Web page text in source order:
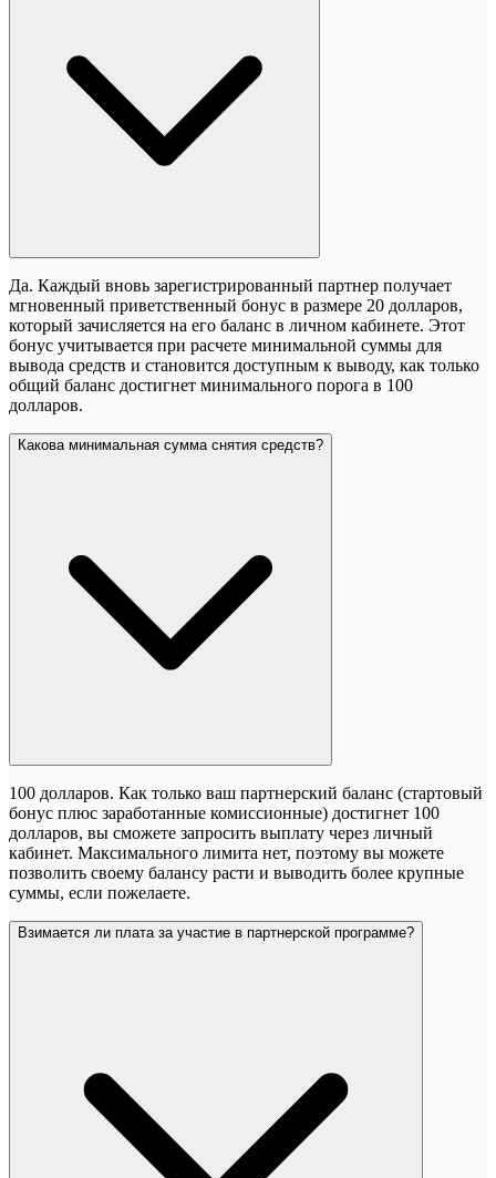
Да. Каждый вновь зарегистрированный партнер получает
мгновенный приветственный бонус в размере 20 долларов,
который зачисляется на его баланс в личном кабинете. Этот
бонус учитывается при расчете минимальной суммы для
вывода средств и становится доступным к выводу, как только
общий баланс достигнет минимального порога в 100
долларов.
Какова минимальная сумма снятия средств?
100 долларов. Как только ваш партнерский баланс (стартовый
бонус плюс заработанные комиссионные) достигнет 100
долларов, вы сможете запросить выплату через личный
кабинет. Максимального лимита нет, поэтому вы можете
позволить своему балансу расти и выводить более крупные
суммы, если пожелаете.
Взимается ли плата за участие в партнерской программе?